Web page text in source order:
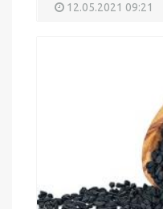
12.05.2021 09:21